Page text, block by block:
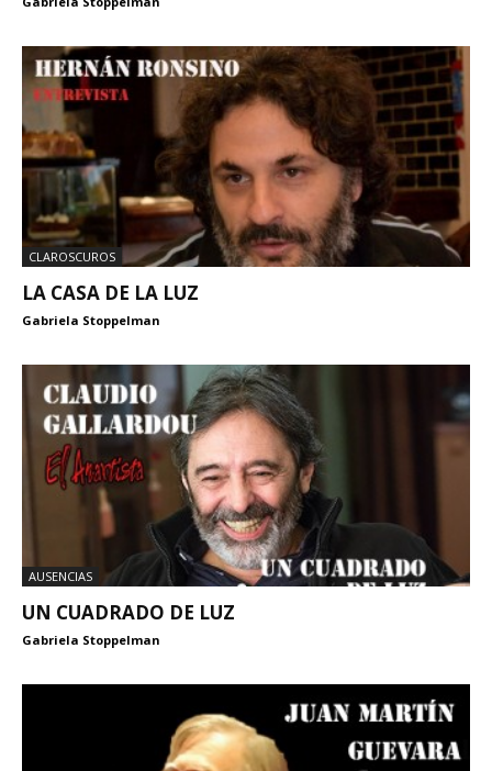
CLAROSCUROS
LA CASA DE LA LUZ
Gabriela Stoppelman
AUSENCIAS
UN CUADRADO DE LUZ
Gabriela Stoppelman